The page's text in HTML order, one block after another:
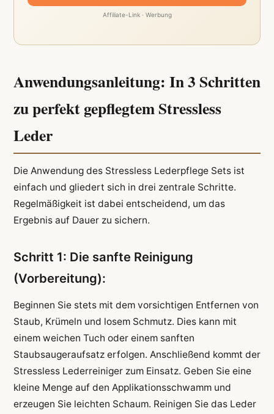
Affiliate-Link · Werbung
Anwendungsanleitung: In 3 Schritten
zu perfekt gepflegtem Stressless
Leder
Die Anwendung des Stressless Lederpflege Sets ist
einfach und gliedert sich in drei zentrale Schritte.
Regelmäßigkeit ist dabei entscheidend, um das
Ergebnis auf Dauer zu sichern.
Schritt 1: Die sanfte Reinigung
(Vorbereitung):
Beginnen Sie stets mit dem vorsichtigen Entfernen von
Staub, Krümeln und losem Schmutz. Dies kann mit
einem weichen Tuch oder einem sanften
Staubsaugeraufsatz erfolgen. Anschließend kommt der
Stressless Lederreiniger zum Einsatz. Geben Sie eine
kleine Menge auf den Applikationsschwamm und
erzeugen Sie leichten Schaum. Reinigen Sie das Leder